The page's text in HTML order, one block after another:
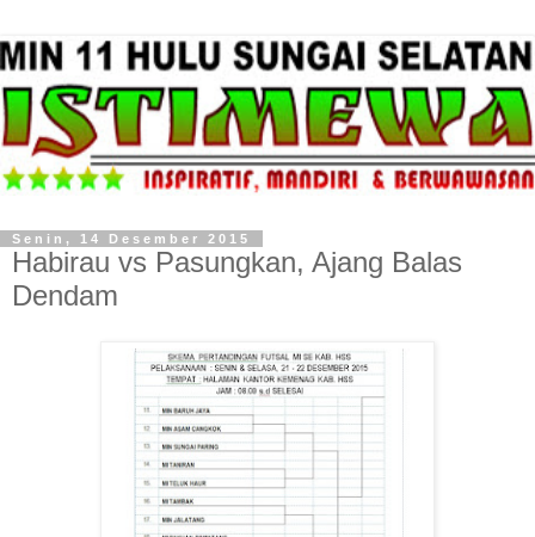
Senin, 14 Desember 2015
Habirau vs Pasungkan, Ajang Balas
Dendam